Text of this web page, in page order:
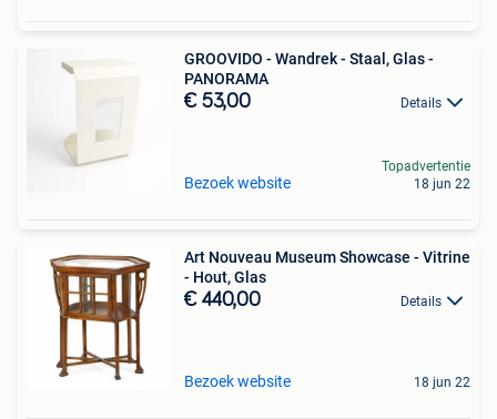
GROOVIDO - Wandrek - Staal, Glas -
PANORAMA
€ 53,00 Details
Bezoek website
Topadvertentie
18 jun 22
Art Nouveau Museum Showcase - Vitrine
- Hout, Glas
€ 440,00 Details
Bezoek website 18 jun 22